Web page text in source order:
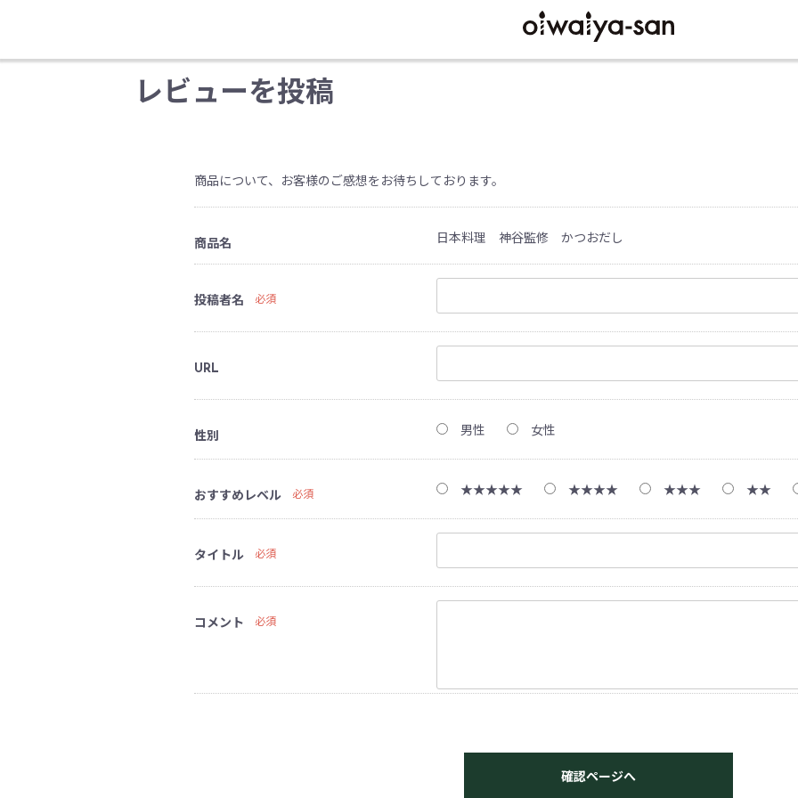
レビューを投稿
商品について、お客様のご感想をお待ちしております。
商品名 日本料理 神谷監修 かつおだし
投稿者名 必須
URL
性別 男性 女性
おすすめレベル 必須 ★★★★★ ★★★★ ★★★ ★★
タイトル 必須
コメント 必須
確認ページへ